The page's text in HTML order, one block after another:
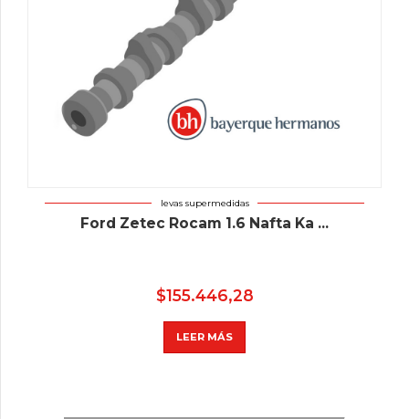
levas supermedidas
Ford Zetec Rocam 1.6 Nafta Ka ...
$155.446,28
LEER MÁS